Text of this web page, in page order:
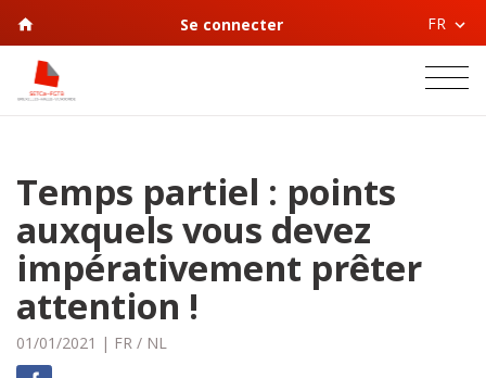
Se connecter FR
Temps partiel : points
auxquels vous devez
impérativement prêter
attention !
01/01/2021 | FR / NL